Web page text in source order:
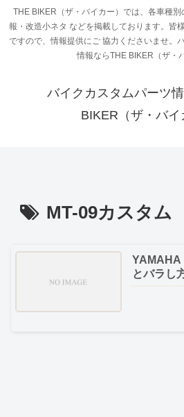
THE BIKER（ザ・バイカー）では、各車種
報・改造小ネタ などを掲載しております。皆
ですので、情報提供にご 協力くださいませ。
情報ならTHE BIKER（ザ・
バイクカスタムパーツ
BIKER（ザ・バイ
MT-09カスタム
YAMAHA
とバラし